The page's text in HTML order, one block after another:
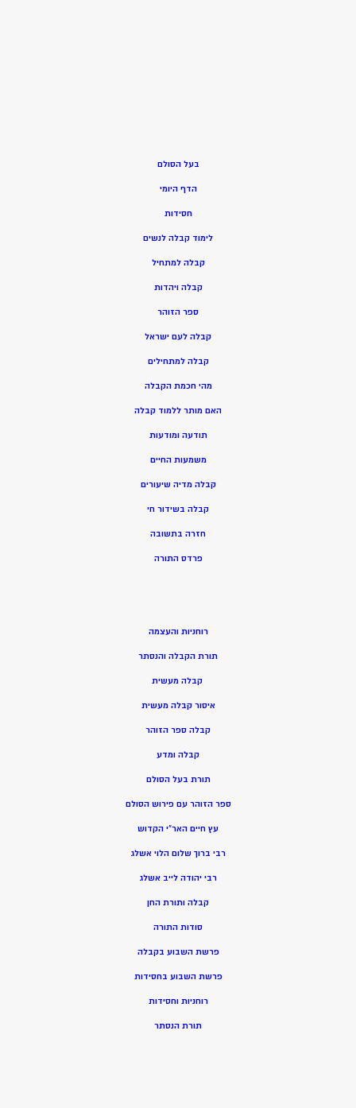
בעל הסולם
הדף היומי
חסידות
לימוד קבלה לנשים
קבלה למתחיל
קבלה ויהדות
ספר הזוהר
קבלה לעם ישראל
קבלה למתחילים
מהי חכמת הקבלה
האם מותר ללמוד קבלה
תודעה ומודעות
משמעות החיים
קבלה מדיה שיעורים
קבלה בשידור חי
חזרה בתשובה
פרדס התורה
רוחניות והעצמה
תורת הקבלה והנסתר
קבלה מעשית
איסור קבלה מעשית
קבלה ספר הזוהר
קבלה ומדע
תורת בעל הסולם
ספר הזוהר עם פירוש הסולם
עץ חיים האר”י הקדוש
רבי ברוך שלום הלוי אשלג
רבי יהודה לייב אשלג
קבלה ותורת החן
סודות התורה
פרשת השבוע בקבלה
פרשת השבוע בחסידות
רוחניות וחסידות
תורת הנסתר